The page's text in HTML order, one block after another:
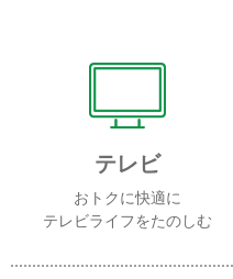
テレビ
おトクに快適に
テレビライフをたのしむ